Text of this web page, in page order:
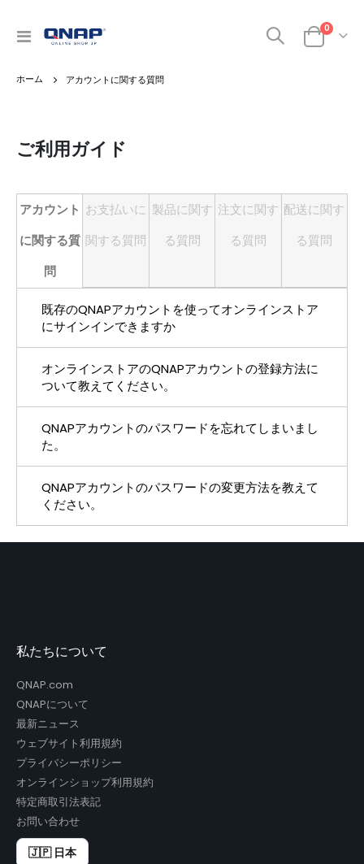
ナ
呼
カート
0商品
アカウントに関する質問
ご利用ガイド
アカウント
に関する質
問
お支払いに
関する質問
製品に関す
る質問
注文に関す
る質問
配送に関す
る質問
既存のQNAPアカウントを使ってオンラインストア
にサインインできますか
はい、サインインできます。
オンラインストアのQNAPアカウントの登録方法に
ついて教えてください。
右上にある「サインイン」をクリックします。
QNAP アカウント センターで [アカウントの作成]
をクリックし、[ニックネーム]、[電子メール]、また
は [電話番号] フィールドに入力し、サービス利用規
QNAPアカウントのパスワードを忘れてしまいまし
た。
サインインページの「パスワードを忘れた場合」ボ
タンをクリックし、QNAP ID (登録したメールアド
QNAPアカウントのパスワードの変更方法を教えて
ください。
私たちについて
QNAP.com
QNAPについて
最新ニュース
ウェブサイト利用規約
プライバシーポリシー
オンラインショップ利用規約
特定商取引法表記
お問い合わせ
🇯🇵 日本